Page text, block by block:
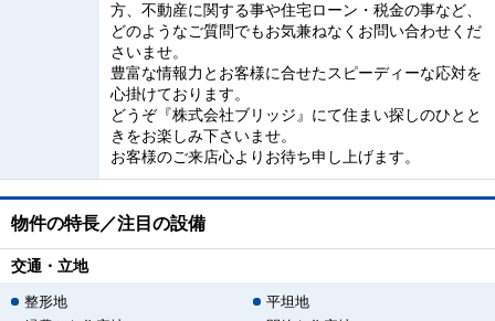
方、不動産に関する事や住宅ローン・税金の事など、
どのようなご質問でもお気兼ねなくお問い合わせくだ
さいませ。
豊富な情報力とお客様に合せたスピーディーな応対を
心掛けております。
どうぞ『株式会社ブリッジ』にて住まい探しのひとと
きをお楽しみ下さいませ。
お客様のご来店心よりお待ち申し上げます。
物件の特長／注目の設備
交通・立地
整形地
平坦地